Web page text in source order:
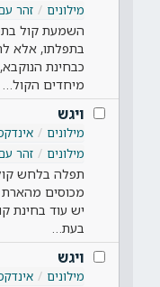
מילונים
זהר
השמעת קול
בתפלתו, אלא
כבחינת
מיחדים הקול…
ויגש
מילונים
מילונים
זהר
תפלה בלחש
מכוסים
יש עוד בחינת
בעת…
ויגש
מילונים